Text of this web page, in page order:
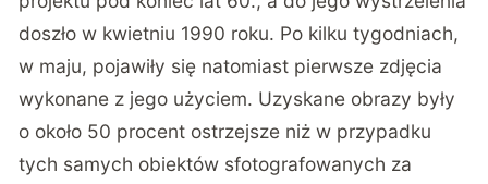
doszło w kwietniu 1990 roku. Po kilku tygodniach,
w maju, pojawiły się natomiast pierwsze zdjęcia
wykonane z jego użyciem. Uzyskane obrazy były
o około 50 procent ostrzejsze niż w przypadku
tych samych obiektów sfotografowanych za